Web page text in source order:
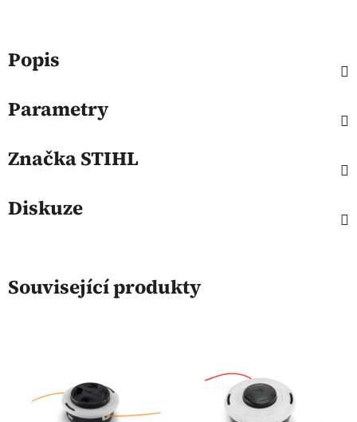
Popis
Parametry
ZnačkaSTIHL
Diskuze
Související produkty